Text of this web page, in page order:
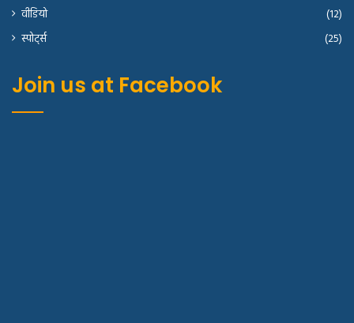
वीडियो
(12)
स्पोर्ट्स
(25)
Join us at Facebook